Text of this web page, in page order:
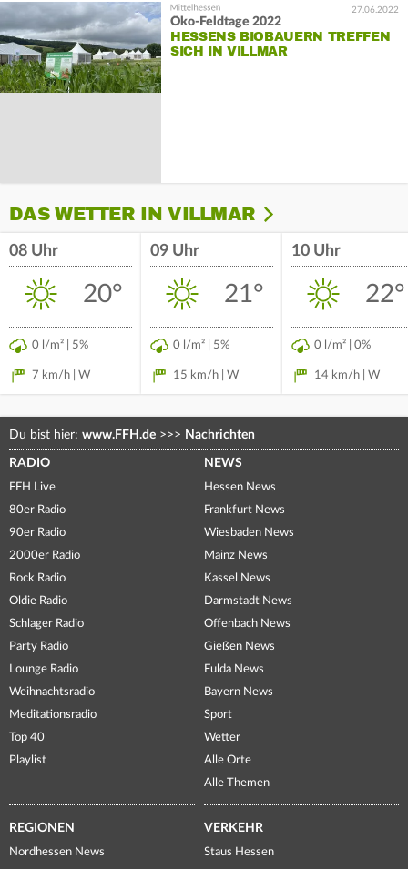
27.06.2022
Öko-Feldtage 2022
HESSENS BIOBAUERN TREFFEN
SICH IN VILLMAR
DAS WETTER IN VILLMAR
08 Uhr
20°
0 l/m² | 5%
7 km/h | W
09 Uhr
21°
0 l/m² | 5%
15 km/h | W
10 Uhr
22°
0 l/m² | 0%
14 km/h | W
Du bist hier: www.FFH.de >>> Nachrichten
RADIO
FFH Live
80er Radio
90er Radio
2000er Radio
Rock Radio
Oldie Radio
Schlager Radio
Party Radio
Lounge Radio
Weihnachtsradio
Meditationsradio
Top 40
Playlist
NEWS
Hessen News
Frankfurt News
Wiesbaden News
Mainz News
Kassel News
Darmstadt News
Offenbach News
Gießen News
Fulda News
Bayern News
Sport
Wetter
Alle Orte
Alle Themen
REGIONEN
Nordhessen News
VERKEHR
Staus Hessen